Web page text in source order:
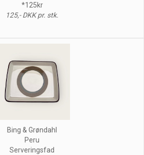
*125kr
125,- DKK pr. stk.
Bing & Grøndahl
Peru
Serveringsfad